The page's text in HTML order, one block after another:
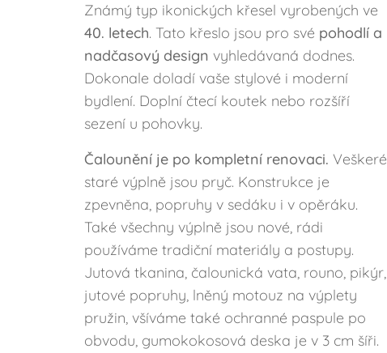
Známý typ ikonických křesel vyrobených ve
40. letech. Tato křeslo jsou pro své pohodlí a
nadčasový design vyhledávaná dodnes.
Dokonale doladí vaše stylové i moderní
bydlení. Doplní čtecí koutek nebo rozšíří
sezení u pohovky.
Čalounění je po kompletní renovaci. Veškeré
staré výplně jsou pryč. Konstrukce je
zpevněna, popruhy v sedáku i v opěráku.
Také všechny výplně jsou nové, rádi
používáme tradiční materiály a postupy.
Jutová tkanina, čalounická vata, rouno, pikýr,
jutové popruhy, lněný motouz na výplety
pružin, všíváme také ochranné paspule po
obvodu, gumokokosová deska je v 3 cm šíři.